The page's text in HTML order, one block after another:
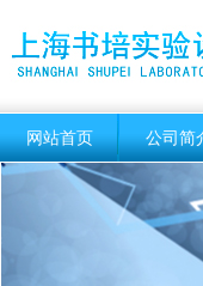
网站首页 公司简